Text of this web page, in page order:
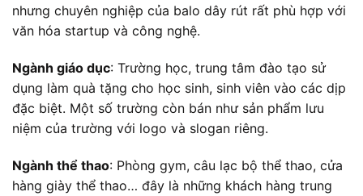
nhưng chuyên nghiệp của balo dây rút rất phù hợp với
văn hóa startup và công nghệ.
Ngành giáo dục: Trường học, trung tâm đào tạo sử
dụng làm quà tặng cho học sinh, sinh viên vào các dịp
đặc biệt. Một số trường còn bán như sản phẩm lưu
niệm của trường với logo và slogan riêng.
Ngành thể thao: Phòng gym, câu lạc bộ thể thao, cửa
hàng giày thể thao… đây là những khách hàng trung